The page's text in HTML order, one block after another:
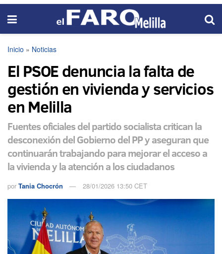
Inicio » Noticias
El PSOE denuncia la falta de
gestión en vivienda y servicios
en Melilla
Fuentes oficiales del partido socialista critican la
desconexión del Gobierno del PP y aseguran que
continuarán trabajando para mejorar el acceso a
la vivienda y la atención a los ciudadanos
por Tania Chocrón 28/01/2026 13:50 CET